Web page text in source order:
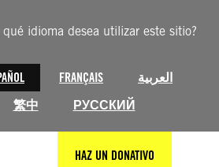
qué idioma desea utilizar este sitio?
FRANÇAIS
العربية
繁中 РУССКИЙ
HAZ UN DONATIVO